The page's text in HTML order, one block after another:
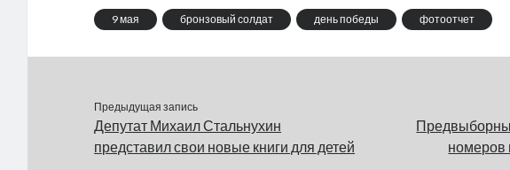
9 мая бронзовый солдат день победы фотоотчет
Предыдущая запись
Депутат Михаил Стальнухин
представил свои новые книги для детей
номеров